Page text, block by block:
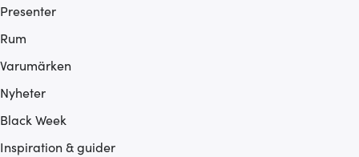
Presenter
Rum
Varumärken
Nyheter
Black Week
Inspiration & guider